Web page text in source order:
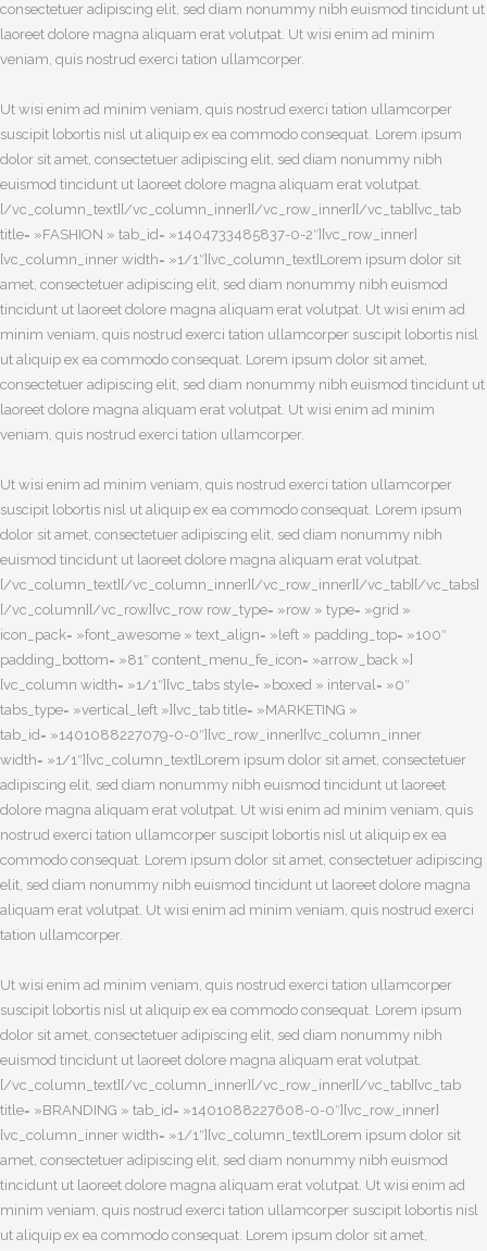
consectetuer adipiscing elit, sed diam nonummy nibh euismod tincidunt ut
laoreet dolore magna aliquam erat volutpat. Ut wisi enim ad minim
veniam, quis nostrud exerci tation ullamcorper.
Ut wisi enim ad minim veniam, quis nostrud exerci tation ullamcorper
suscipit lobortis nisl ut aliquip ex ea commodo consequat. Lorem ipsum
dolor sit amet, consectetuer adipiscing elit, sed diam nonummy nibh
euismod tincidunt ut laoreet dolore magna aliquam erat volutpat.
[/vc_column_text][/vc_column_inner][/vc_row_inner][/vc_tab][vc_tab
title= »FASHION » tab_id= »1404733485837-0-2″][vc_row_inner]
[vc_column_inner width= »1/1″][vc_column_text]Lorem ipsum dolor sit
amet, consectetuer adipiscing elit, sed diam nonummy nibh euismod
tincidunt ut laoreet dolore magna aliquam erat volutpat. Ut wisi enim ad
minim veniam, quis nostrud exerci tation ullamcorper suscipit lobortis nisl
ut aliquip ex ea commodo consequat. Lorem ipsum dolor sit amet,
consectetuer adipiscing elit, sed diam nonummy nibh euismod tincidunt ut
laoreet dolore magna aliquam erat volutpat. Ut wisi enim ad minim
veniam, quis nostrud exerci tation ullamcorper.
Ut wisi enim ad minim veniam, quis nostrud exerci tation ullamcorper
suscipit lobortis nisl ut aliquip ex ea commodo consequat. Lorem ipsum
dolor sit amet, consectetuer adipiscing elit, sed diam nonummy nibh
euismod tincidunt ut laoreet dolore magna aliquam erat volutpat.
[/vc_column_text][/vc_column_inner][/vc_row_inner][/vc_tab][/vc_tabs]
[/vc_column][/vc_row][vc_row row_type= »row » type= »grid »
icon_pack= »font_awesome » text_align= »left » padding_top= »100″
padding_bottom= »81″ content_menu_fe_icon= »arrow_back »]
[vc_column width= »1/1″][vc_tabs style= »boxed » interval= »0″
tabs_type= »vertical_left »][vc_tab title= »MARKETING »
tab_id= »1401088227079-0-0″][vc_row_inner][vc_column_inner
width= »1/1″][vc_column_text]Lorem ipsum dolor sit amet, consectetuer
adipiscing elit, sed diam nonummy nibh euismod tincidunt ut laoreet
dolore magna aliquam erat volutpat. Ut wisi enim ad minim veniam, quis
nostrud exerci tation ullamcorper suscipit lobortis nisl ut aliquip ex ea
commodo consequat. Lorem ipsum dolor sit amet, consectetuer adipiscing
elit, sed diam nonummy nibh euismod tincidunt ut laoreet dolore magna
aliquam erat volutpat. Ut wisi enim ad minim veniam, quis nostrud exerci
tation ullamcorper.
Ut wisi enim ad minim veniam, quis nostrud exerci tation ullamcorper
suscipit lobortis nisl ut aliquip ex ea commodo consequat. Lorem ipsum
dolor sit amet, consectetuer adipiscing elit, sed diam nonummy nibh
euismod tincidunt ut laoreet dolore magna aliquam erat volutpat.
[/vc_column_text][/vc_column_inner][/vc_row_inner][/vc_tab][vc_tab
title= »BRANDING » tab_id= »1401088227608-0-0″][vc_row_inner]
[vc_column_inner width= »1/1″][vc_column_text]Lorem ipsum dolor sit
amet, consectetuer adipiscing elit, sed diam nonummy nibh euismod
tincidunt ut laoreet dolore magna aliquam erat volutpat. Ut wisi enim ad
minim veniam, quis nostrud exerci tation ullamcorper suscipit lobortis nisl
ut aliquip ex ea commodo consequat. Lorem ipsum dolor sit amet,